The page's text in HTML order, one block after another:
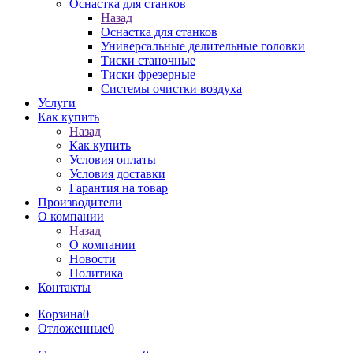
Оснастка для станков
Назад
Оснастка для станков
Универсальные делительные головки
Тиски станочные
Тиски фрезерные
Системы очистки воздуха
Услуги
Как купить
Назад
Как купить
Условия оплаты
Условия доставки
Гарантия на товар
Производители
О компании
Назад
О компании
Новости
Политика
Контакты
Корзина0
Отложенные0